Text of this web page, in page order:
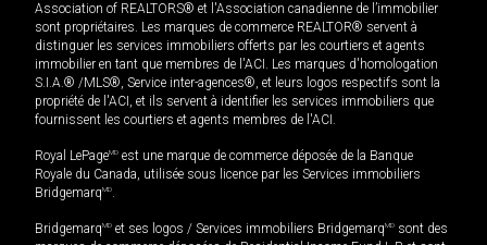
Association of REALTORS® et l'Association canadienne de l’immobilier
sont propriétaires. Les marques de commerce REALTOR® servent à
distinguer les services immobiliers offerts par les courtiers et agents
immobilier en tant que membres de l'ACI. Les marques d'homologation
S.I.A.® /MLS®, Service inter-agences®, et leurs logos respectifs sont la
propriété de l'ACI, et ils servent à identifier les services immobiliers que
fournissent les courtiers et agents membres de l'ACI.
Royal LePageMD est une marque de commerce déposée de la Banque
Royale du Canada, utilisée sous licence par les Services immobiliers
BridgemarqMD.
BridgemarqMD et ses logos / Services immobiliers BridgemarqMD sont des